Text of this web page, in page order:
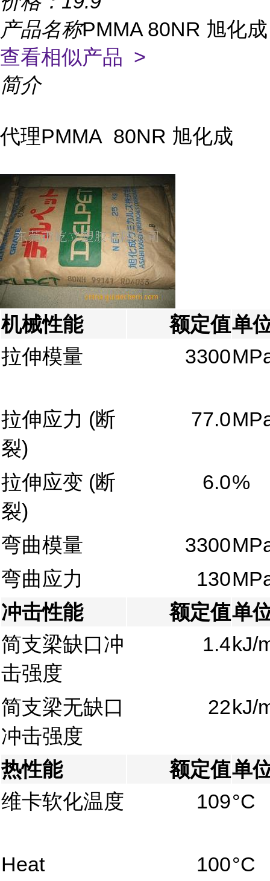
产品名称PMMA 80NR 旭化成
查看相似产品 >
简介
代理PMMA 80NR 旭化成
机械性能 额定值单
拉伸模量
3300
拉伸应力 (断
裂)
77.0
拉伸应变 (断
裂)
6.0%
弯曲模量 3300
弯曲应力
130
冲击性能
额定值单
简支梁缺口冲
击强度
1.4kJ/
简支梁无缺口
冲击强度
22kJ/
热性能 额定值单
维卡软化温度
109°C
Heat 100°C